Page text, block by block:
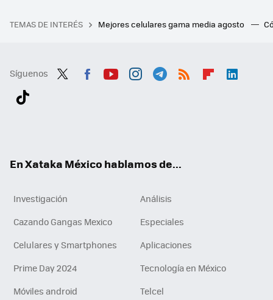
TEMAS DE INTERÉS Mejores celulares gama media agosto
Síguenos
En Xataka México hablamos de...
Investigación
Análisis
Cazando Gangas Mexico
Especiales
Celulares y Smartphones
Aplicaciones
Prime Day 2024
Tecnología en México
Móviles android
Telcel